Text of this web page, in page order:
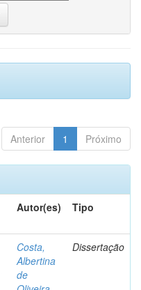
Anterior 1 Próximo
Autor(es) Tipo
Costa,
Albertina
de
Dissertação